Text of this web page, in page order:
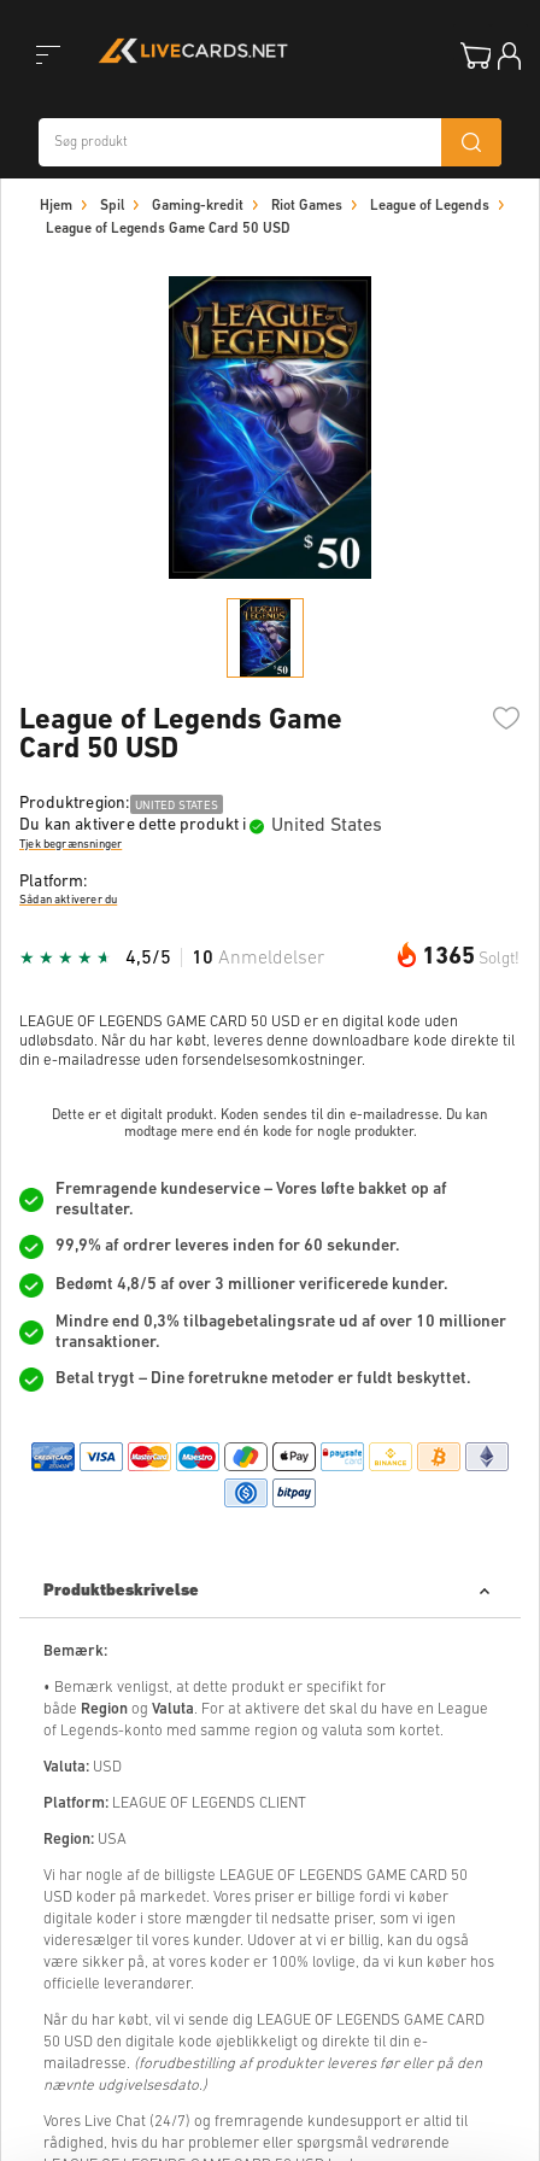
navigation
Hjem Spil Gaming-kredit Riot Games
League of Legends
League of Legends Game Card 50 USD
League of Legends Game
Card 50 USD
Produktregion: UNITED STATES
Du kan aktivere dette produkt i United States
Tjek begrænsninger
Platform:
Sådan aktiverer du
1365 Solgt!
4,5/5 10 Anmeldelser
LEAGUE OF LEGENDS GAME CARD 50 USD er en digital kode uden
udløbsdato. Når du har købt, leveres denne downloadbare kode direkte til
din e-mailadresse uden forsendelsesomkostninger.
Dette er et digitalt produkt. Koden sendes til din e-mailadresse. Du kan
modtage mere end én kode for nogle produkter.
Fremragende kundeservice – Vores løfte bakket op af
resultater.
99,9% af ordrer leveres inden for 60 sekunder.
Bedømt 4,8/5 af over 3 millioner verificerede kunder.
Mindre end 0,3% tilbagebetalingsrate ud af over 10 millioner
transaktioner.
Betal trygt – Dine foretrukne metoder er fuldt beskyttet.
Produktbeskrivelse
Bemærk:
• Bemærk venligst, at dette produkt er specifikt for
både Region og Valuta. For at aktivere det skal du have en League
of Legends-konto med samme region og valuta som kortet.
Valuta: USD
Platform: LEAGUE OF LEGENDS CLIENT
Region: USA
Vi har nogle af de billigste LEAGUE OF LEGENDS GAME CARD 50
USD koder på markedet. Vores priser er billige fordi vi køber
digitale koder i store mængder til nedsatte priser, som vi igen
videresælger til vores kunder. Udover at vi er billig, kan du også
være sikker på, at vores koder er 100% lovlige, da vi kun køber hos
officielle leverandører.
Når du har købt, vil vi sende dig LEAGUE OF LEGENDS GAME CARD
50 USD den digitale kode øjeblikkeligt og direkte til din e-
mailadresse. (forudbestilling af produkter leveres før eller på den
nævnte udgivelsesdato.)
Vores Live Chat (24/7) og fremragende kundesupport er altid til
rådighed, hvis du har problemer eller spørgsmål vedrørende